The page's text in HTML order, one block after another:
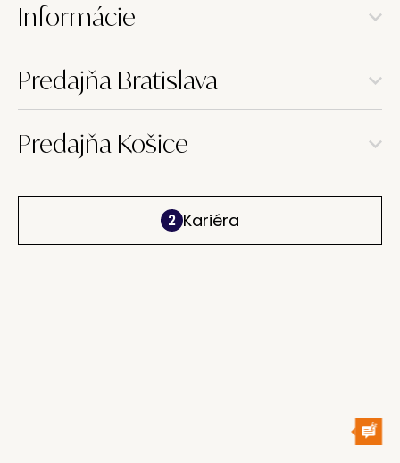
Informácie
Predajňa Bratislava
Predajňa Košice
2 Kariéra